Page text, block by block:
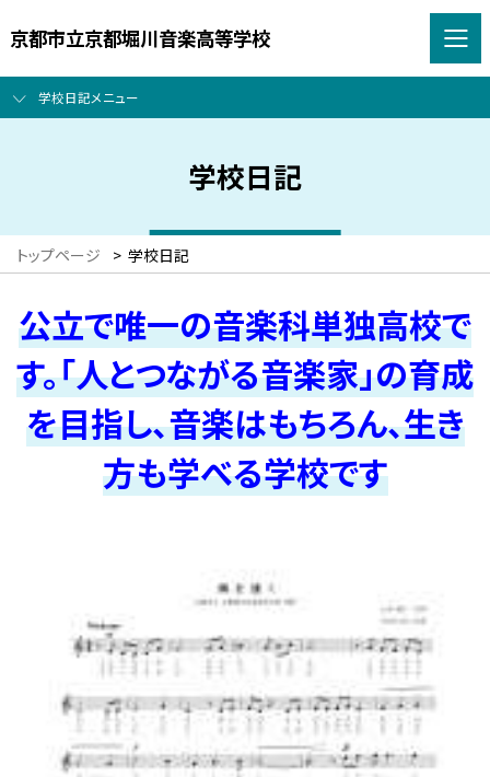
京都市立京都堀川音楽高等学校
学校日記メニュー
学校日記
トップページ > 学校日記
公立で唯一の音楽科単独高校で
す。「人とつながる音楽家」の育成
を目指し、音楽はもちろん、生き
方も学べる学校です